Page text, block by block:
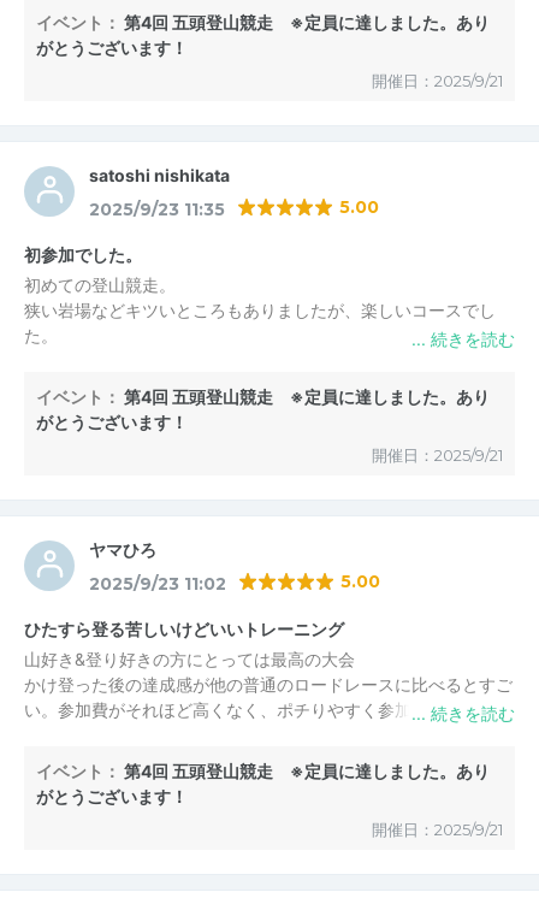
ランニングもどえらい世界ですね。
運営はスムース、参加者も多すぎず、で快適でした。長生館の無
料券もうれしい。招待選手の上田さんと話せたのもよかった。ま
イベント： 第4回 五頭登山競走 ※定員に達しました。あり
がとうございます！
開催日：2025/9/21
satoshi nishikata
2025/9/23 11:35 5.00
初参加でした。
初めての登山競走。
狭い岩場などキツいところもありましたが、楽しいコースでし
た。
ました。
来年も出ます。
甘酒、美味しくいただきました。
イベント： 第4回 五頭登山競走 ※定員に達しました。あり
がとうございます！
開催日：2025/9/21
ヤマひろ
2025/9/23 11:02 5.00
ひたすら登る苦しいけどいいトレーニング
山好き&登り好きの方にとっては最高の大会
かけ登った後の達成感が他の普通のロードレースに比べるとすご
い。参加費がそれほど高くなく、ポチりやすく参加賞も満足。大
円)でラジウム温泉につかれるのも最高です。
イベント： 第4回 五頭登山競走 ※定員に達しました。あり
がとうございます！
開催日：2025/9/21